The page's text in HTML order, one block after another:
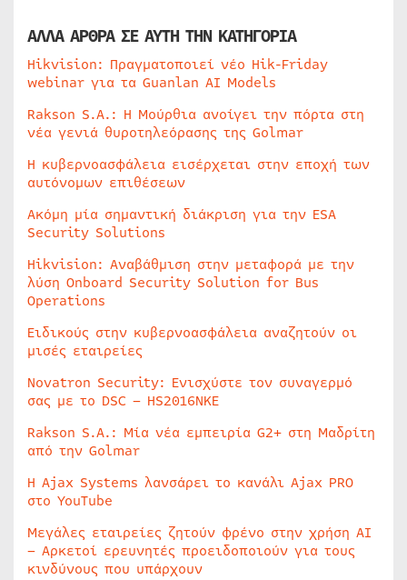
ΑΛΛΑ ΑΡΘΡΑ ΣΕ ΑΥΤΗ ΤΗΝ ΚΑΤΗΓΟΡΙΑ
Hikvision: Πραγματοποιεί νέο Hik-Friday
webinar για τα Guanlan AI Models
Rakson S.A.: Η Μούρθια ανοίγει την πόρτα στη
νέα γενιά θυροτηλεόρασης της Golmar
Η κυβερνοασφάλεια εισέρχεται στην εποχή των
αυτόνομων επιθέσεων
Ακόμη μία σημαντική διάκριση για την ESA
Security Solutions
Hikvision: Αναβάθμιση στην μεταφορά με την
λύση Onboard Security Solution for Bus
Operations
Ειδικούς στην κυβερνοασφάλεια αναζητούν οι
μισές εταιρείες
Novatron Security: Ενισχύστε τον συναγερμό
σας με το DSC – HS2016NKE
Rakson S.A.: Μία νέα εμπειρία G2+ στη Μαδρίτη
από την Golmar
Η Ajax Systems λανσάρει το κανάλι Ajax PRO
στο YouTube
Μεγάλες εταιρείες ζητούν φρένο στην χρήση AI
– Αρκετοί ερευνητές προειδοποιούν για τους
κινδύνους που υπάρχουν